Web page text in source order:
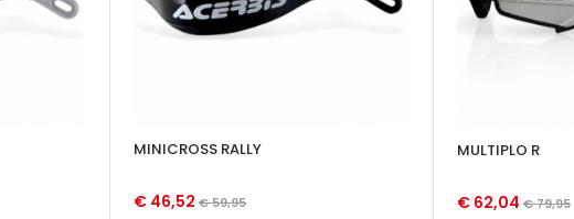
MINICROSS RALLY
€ 46,52 € 59,95
MULTIPLO R
€ 62,04€ 79,95